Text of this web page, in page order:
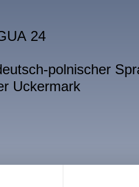
24
polnischer
Uckermark